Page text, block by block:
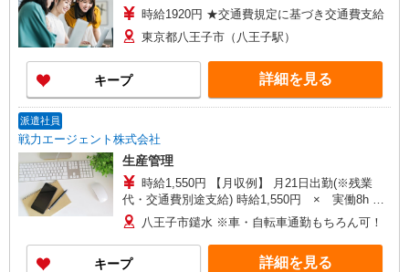
時給1920円 ★交通費規定に基づき交通費支給
東京都八王子市（八王子駅）
キープ 詳細を見る
派遣社員
戦力エージェント株式会社
生産管理
時給1,550円 【月収例】 月21日出勤(※残業
代・交通費別途支給) 時給1,550円 × 実働8h ×
21日 ＝ 260,400円 ※交通費別途支給（規定
有） ※その他、住宅手当・家族手当あり
八王子市鑓水 ※車・自転車通勤もちろん可！
キープ 詳細を見る